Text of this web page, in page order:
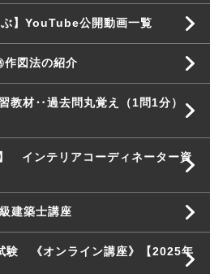
】YouTube公開動画一覧
図法の紹介
教材‥過去問丸覚え（1問1分）
インテリアコーディネーター資
建築士講座
験 《オンライン講座》【2025年